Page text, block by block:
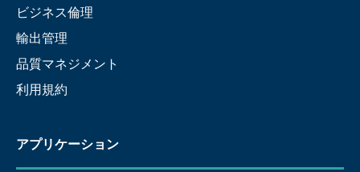
ビジネス倫理
輸出管理
品質マネジメント
利用規約
アプリケーション